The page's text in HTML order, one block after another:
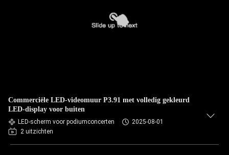
Commerciële LED-videomuur P3.91 met volledig gekleurd
LED-display voor buiten
LED-scherm voor podiumconcerten
2025-08-01
2 uitzichten